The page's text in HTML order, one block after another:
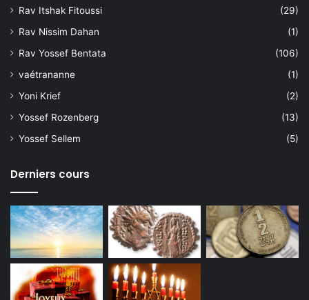
Rav Itshak Fitoussi
(29)
Rav Nissim Dahan
(1)
Rav Yossef Bentata
(106)
vaétrananne
(1)
Yoni Krief
(2)
Yossef Rozenberg
(13)
Yossef Sellem
(5)
Derniers cours